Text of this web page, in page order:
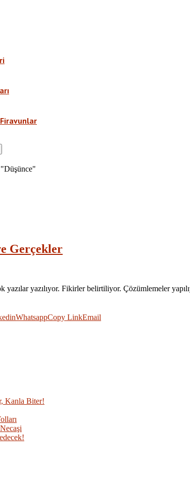
Gerçekler
yazılıyor. Fikirler belirtiliyor. Çözümlemeler
WhatsappCopy LinkEmail
Kanla Biter!